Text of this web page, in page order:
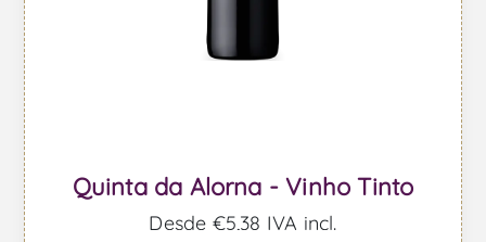
Quinta da Alorna - Vinho Tinto
Desde €5,38 IVA incl.